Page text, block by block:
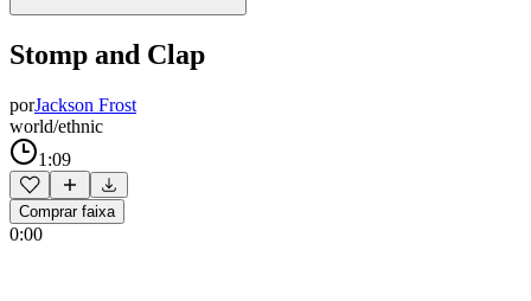
Stomp and Clap
porJackson Frost
world/ethnic
1:09
Comprar faixa
0:00